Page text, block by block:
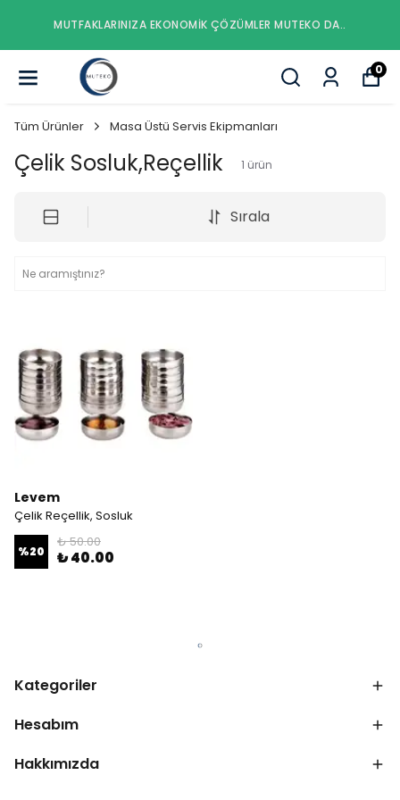
MUTFAKLARINIZA EKONOMIK ÇÖZÜMLER MUTEKO DA..
0
Tüm Ürünler Masa Üstü Servis Ekipmanları
Çelik Sosluk,Reçellik 1 ürün
Sırala
Levem
Çelik Reçellik, Sosluk
%20
₺ 50.00
₺ 40.00
Kategoriler
Hesabım
Hakkımızda